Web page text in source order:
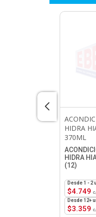
HIDRA
370ML
HIDRA
(12)
$4.749
1 - 2
$3.359
12+